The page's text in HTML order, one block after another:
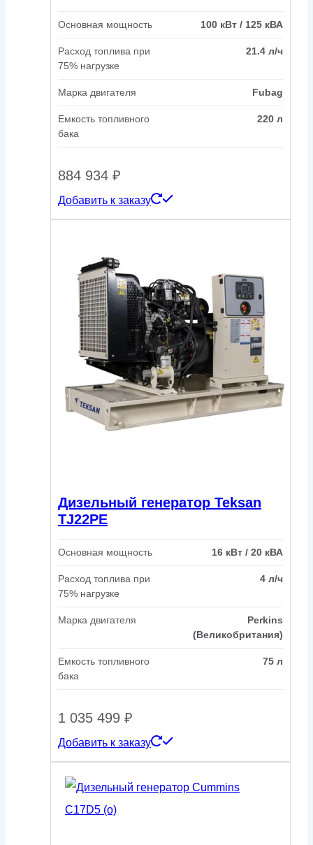
Основная мощность 100 кВт / 125 кВА
Расход топлива при
75% нагрузке
21.4 л/ч
Марка двигателя Fubag
Емкость топливного
бака
220 л
884 934 ₽
Добавить к заказу
Дизельный генератор Teksan
TJ22PE
Основная мощность 16 кВт / 20 кВА
Расход топлива при
75% нагрузке
4 л/ч
Марка двигателя
Perkins
(Великобритания)
Емкость топливного
бака
75 л
1 035 499 ₽
Добавить к заказу